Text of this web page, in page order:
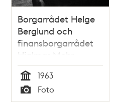
Borgarrådet Helge
Berglund och
finansborgarrådet
Hjalmar Mehr
Tid
1963
Typ
Foto